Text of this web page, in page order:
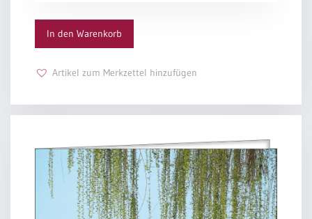
In den Warenkorb
Artikel zum Merkzettel hinzufügen